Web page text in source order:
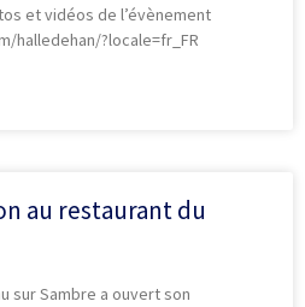
et vidéos de l’évènement
halledehan/?locale=fr_FR
au restaurant du
sur Sambre a ouvert son